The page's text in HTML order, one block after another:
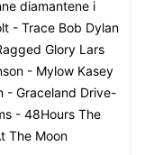
diamantene i
- Trace Bob Dylan
Glory Lars
- Mylow Kasey
- Graceland Drive-
- 48Hours The
The Moon